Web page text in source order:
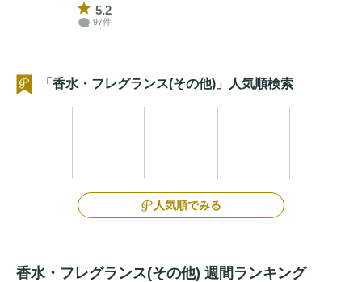
5.2
97件
「香水・フレグランス(その他)」人気順検索
人気順でみる
香水・フレグランス(その他) 週間ランキング